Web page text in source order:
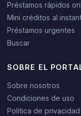
Préstamos rápidos
Mini créditos al
Préstamos urgentes
Buscar
SOBRE EL
Sobre nosotros
Condiciones de uso
Política de privacidad